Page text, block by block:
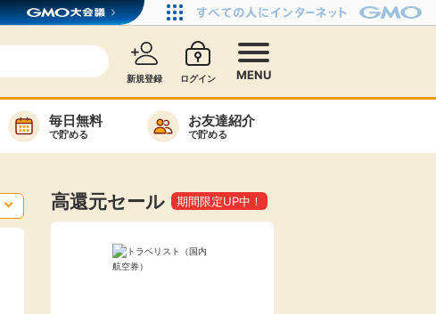
新規登録 ログイン MENU
毎日ゲット
毎日無料
で貯める
お友達紹介
で貯める
高還元セール 期間限定UP中！